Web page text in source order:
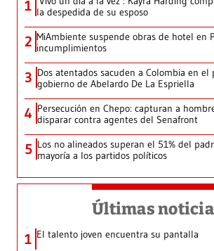
1 la despedida de su esposo
2 MiAmbiente suspende obras de hotel en
incumplimientos
3 Dos atentados sacuden a Colombia en
gobierno de Abelardo De La Espriella
4 Persecución en Chepo: capturan a
disparar contra agentes del Senafront
5 Los no alineados superan el 51% del
mayoría a los partidos políticos
Últimas
1 El talento joven encuentra su pantalla​